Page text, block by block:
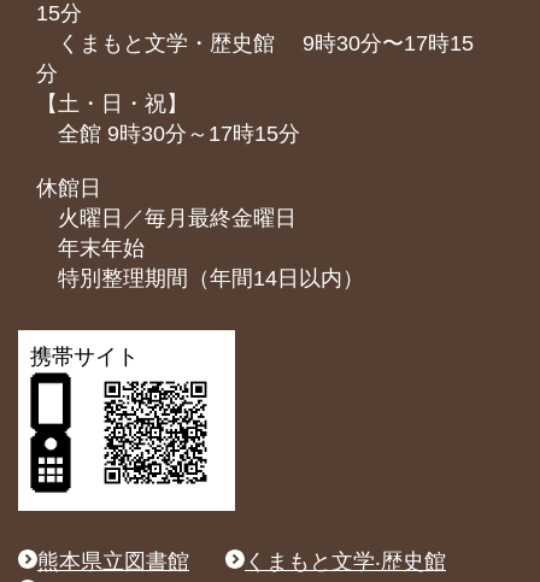
15分
くまもと⽂学・歴史館 9時30分〜17時15
分
【土・日・祝】
全館 9時30分～17時15分
休館日
火曜日／毎月最終金曜日
年末年始
特別整理期間（年間14日以内）
携帯サイト
熊本県立図書館
くまもと文学‧歴史館